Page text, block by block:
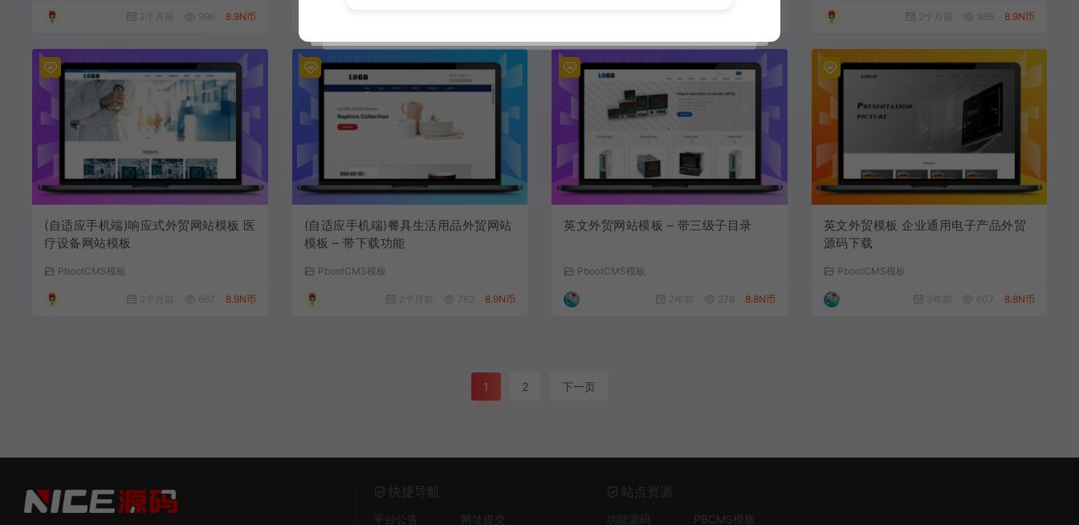
2个月前 996 8.9N币 2个月前 986 8.9N币
(自适应手机端)响应式外贸网站模板 医
疗设备网站模板
PbootCMS模板
2个月前 667 8.9N币
(自适应手机端)餐具生活用品外贸网站
模板 – 带下载功能
PbootCMS模板
2个月前 762 8.9N币
英文外贸网站模板 – 带三级子目录
PbootCMS模板
2年前 278 8.8N币
英文外贸模板 企业通用电子产品外贸
源码下载
PbootCMS模板
3年前 607 8.8N币
1 2 下一页
快捷导航
平台公告 网址提交
站点资源
功能源码 PBCMS模板